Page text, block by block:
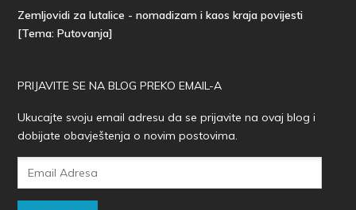
Zemljovidi za lutalice - nomadizam i kaos kraja povijesti
[Tema: Putovanja]
PRIJAVITE SE NA BLOG PREKO EMAIL-A
Ukucajte svoju email adresu da se prijavite na ovaj blog i
dobijate obavještenja o novim postovima.